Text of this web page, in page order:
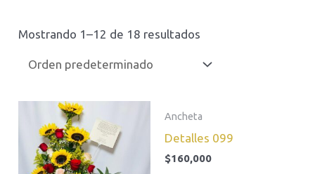
Mostrando 1–12 de 18 resultados
Ancheta
Detalles 099
$160,000